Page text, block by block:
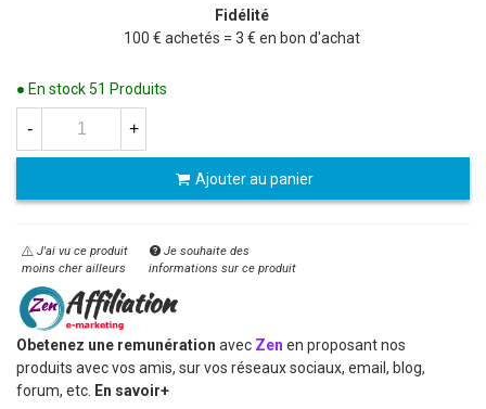
Fidélité
100 € achetés = 3 € en bon d'achat
● En stock51 Produits
- +
Ajouter au panier
J'ai vu ce produit
moins cher ailleurs
Je souhaite des
informations sur ce produit
Obetenez une remunération avec Zen en proposant nos
produits avec vos amis, sur vos réseaux sociaux, email, blog,
forum, etc. En savoir+